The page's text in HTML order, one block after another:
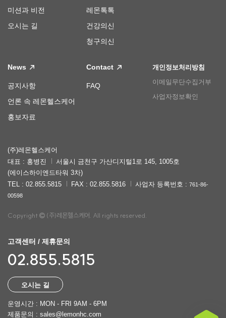
미션과 비전
오시는 길
레몬톡톡
건강의신
청구의신
News
공지사항
언론 속 레몬헬스케어
홍보자료
Contact
FAQ
개인정보처리방침
이메일무단수집거부
사업자정보확인
(주)레몬헬스케어
대표 : 홍병진
서울시 금천구 가산디지털1로 145, 1005호
(에이스하이엔드타워 3차)
TEL : 02.855.5815
FAX : 02.855.5816 사업자 등록번호 : 761-86-
00598
Copyright (주)레몬헬스케어. All rights reserved.
고객센터 / 제휴문의
02.855.5815
오시는 길
운영시간 : MON - FRI 9AM - 6PM
제품문의 : sales@lemonhc.com